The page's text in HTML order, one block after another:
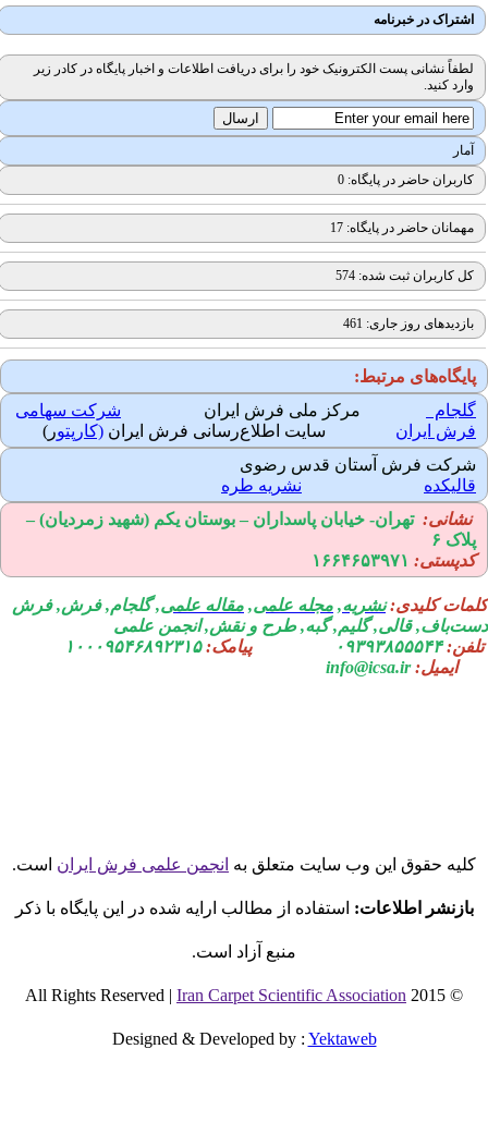
اشتراک در خبرنامه
لطفاً نشانی پست الکترونیک خود را برای دریافت اطلاعات و اخبار پایگاه در کادر زیر
وارد کنید.
آمار
کاربران حاضر در پایگاه: 0
مهمانان حاضر در پایگاه: 17
کل کاربران ثبت شده: 574
بازدیدهای روز جاری: 461
پایگاه‌های مرتبط:
گلجام
مرکز ملی فرش ایران
شرکت سهامی
فرش ایران سایت اطلاع‌رسانی فرش ایران(کارپتور)
شرکت فرش آستان قدس رضوی
قالیکده
نشریه طره
نشانی: تهران-خیابان پاسداران – بوستان یکم (شهید زمردیان) –
پلاک ۶
کدپستی:۱۶۶۴۶۵۳۹۷۱
کلیدی: نشریه,مجله علمی,مقاله علمی, گلجام, فرش, فرش
قالی, گلیم, گبه, طرح و نقش, انجمن علمی
۰۹۳۹۳۸۵۵۵۴۴ پیامک:
۱۰۰۰۹۵۴۶۸۹۲۳۱۵
ایمیل:info@icsa.ir
کلیه حقوق این وب سایت متعلق به انجمن علمی فرش ایران است.
بازنشر اطلاعات:استفاده از مطالب ارایه شده در این پایگاه با ذکر
منبع آزاد است.
© 2015 All Rights Reserved |
Iran Carpet Scientific Association
Designed & Developed by:Yektaweb